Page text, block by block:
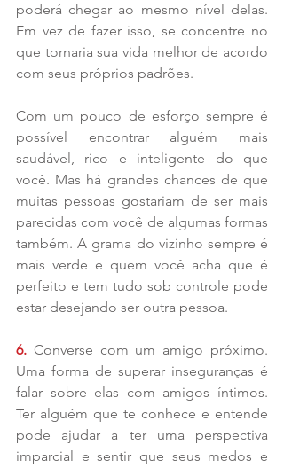
poderá chegar ao mesmo nível delas.
Em vez de fazer isso, se concentre no
que tornaria sua vida melhor de acordo
com seus próprios padrões.
Com um pouco de esforço sempre é
possível encontrar alguém mais
saudável, rico e inteligente do que
você. Mas há grandes chances de que
muitas pessoas gostariam de ser mais
parecidas com você de algumas formas
também. A grama do vizinho sempre é
mais verde e quem você acha que é
perfeito e tem tudo sob controle pode
estar desejando ser outra pessoa.
6. Converse com um amigo próximo.
Uma forma de superar inseguranças é
falar sobre elas com amigos íntimos.
Ter alguém que te conhece e entende
pode ajudar a ter uma perspectiva
imparcial e sentir que seus medos e